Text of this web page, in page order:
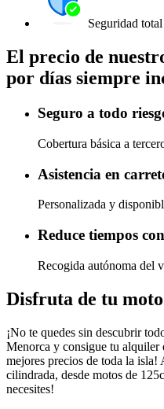
Seguridad
El precio de
por días siempre
Seguro a todo
Cobertura básica a
Asistencia en
Personalizada y
Reduce tiempos
Recogida autónoma del
Disfruta de tu
¡No te quedes sin descubrir
Menorca y consigue tu alquiler
mejores precios de toda la
cilindrada, desde motos de
necesites!